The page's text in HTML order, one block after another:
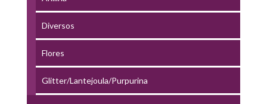
Diversos
Flores
Glitter/Lantejoula/Purpurina